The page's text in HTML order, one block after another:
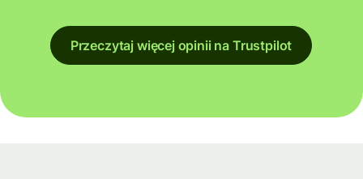
Przeczytaj więcej opinii na Trustpilot